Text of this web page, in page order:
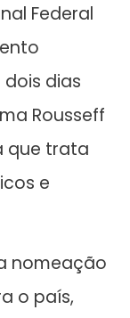
Federal
dias
Rousseff
que trata
e
nomeação
o país,